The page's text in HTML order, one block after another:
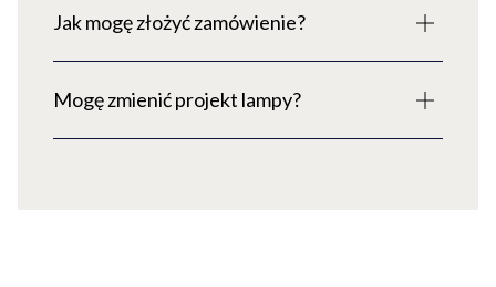
Jak mogę złożyć zamówienie?
Mogę zmienić projekt lampy?